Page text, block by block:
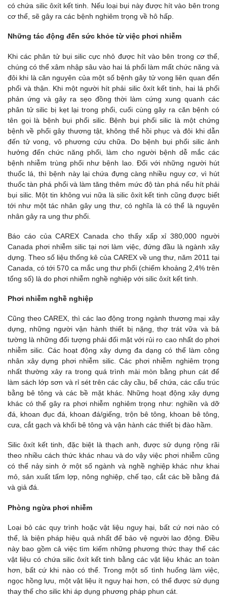
có chứa silic ôxít kết tinh. Nếu loại bụi này được hít vào bên trong
cơ thể, sẽ gây ra các bệnh nghiêm trọng về hô hấp.
Những tác động đến sức khỏe từ việc phơi nhiễm
Khi các phân tử bụi silic cực nhỏ được hít vào bên trong cơ thể,
chúng có thể xâm nhập sâu vào hai lá phổi làm mất chức năng và
đôi khi là căn nguyên của một số bệnh gây tử vong liên quan đến
phổi và thận. Khi một người hít phải silic ôxít kết tinh, hai lá phổi
phản ứng và gây ra sẹo đồng thời làm cứng xung quanh các
phân tử silic bị kẹt lại trong phổi, cuối cùng gây ra căn bệnh có
tên gọi là bệnh bụi phổi silic. Bệnh bụi phổi silic là một chứng
bệnh về phổi gây thương tật, không thể hồi phục và đôi khi dẫn
đến tử vong, vô phương cứu chữa. Do bệnh bụi phổi silic ảnh
hưởng đến chức năng phổi, làm cho người bệnh dễ mắc các
bệnh nhiễm trùng phổi như bệnh lao. Đối với những người hút
thuốc lá, thì bệnh này lại chứa đựng càng nhiều nguy cơ, vì hút
thuốc tàn phá phổi và làm tăng thêm mức độ tàn phá nếu hít phải
bụi silic. Một tin không vui nữa là silic ôxít kết tinh cũng được biết
tới như một tác nhân gây ung thư, có nghĩa là có thể là nguyên
nhân gây ra ung thư phổi.
Báo cáo của CAREX Canada cho thấy xấp xỉ 380,000 người
Canada phơi nhiễm silic tại nơi làm việc, đứng đầu là ngành xây
dựng. Theo số liệu thống kê của CAREX về ung thư, năm 2011 tại
Canada, có tới 570 ca mắc ung thư phổi (chiếm khoảng 2,4% trên
tổng số) là do phơi nhiễm nghề nghiệp với silic ôxít kết tinh.
Phơi nhiễm nghề nghiệp
Cũng theo CAREX, thì các lao động trong ngành thương mại xây
dựng, những người vận hành thiết bị nặng, thợ trát vữa và bả
tường là những đối tượng phải đối mặt với rủi ro cao nhất do phơi
nhiễm silic. Các hoạt động xây dựng đa dạng có thể làm công
nhân xây dựng phơi nhiễm silic. Các phơi nhiễm nghiêm trọng
nhất thường xảy ra trong quá trình mài mòn bằng phun cát để
làm sách lớp sơn và rỉ sét trên các cây cầu, bể chứa, các cấu trúc
bằng bê tông và các bề mặt khác. Những hoạt động xây dựng
khác có thể gây ra phơi nhiễm nghiêm trọng như: nghiền và dỡ
đá, khoan đục đá, khoan đá/giếng, trộn bê tông, khoan bê tông,
cưa, cắt gạch và khối bê tông và vận hành các thiết bị đào hầm.
Silic ôxít kết tinh, đặc biệt là thạch anh, được sử dụng rộng rãi
theo nhiều cách thức khác nhau và do vậy việc phơi nhiễm cũng
có thể nảy sinh ở một số ngành và nghề nghiệp khác như khai
mỏ, sản xuất tấm lợp, nông nghiệp, chế tạo, cắt các bề bằng đá
và giả đá.
Phòng ngừa phơi nhiễm
Loại bỏ các quy trình hoặc vật liệu nguy hại, bất cứ nơi nào có
thể, là biện pháp hiệu quả nhất để bảo vệ người lao động. Điều
này bao gồm cả việc tìm kiếm những phương thức thay thế các
vật liệu có chứa silic ôxít kết tinh bằng các vật liệu khác an toàn
hơn, bất cứ khi nào có thể. Trong một số tình huống làm việc,
ngọc hồng lựu, một vật liệu ít nguy hại hơn, có thể được sử dụng
thay thế cho silic khi áp dụng phương pháp phun cát.